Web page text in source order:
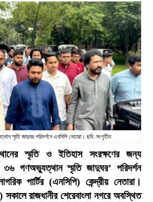
স্মৃতি জাদুঘর পরিদর্শনে এনসিপি নেতারা। ছবি: সংগৃহীত
স্মৃতি ও ইতিহাস সংরক্ষণের জন্য
৩৬ গণঅভ্যুত্থান স্মৃতি জাদুঘর’ পরিদর্শন
পার্টির (এনসিপি) কেন্দ্রীয় নেতারা।
রাজধানীর শেরেবাংলা নগরে অবস্থিত